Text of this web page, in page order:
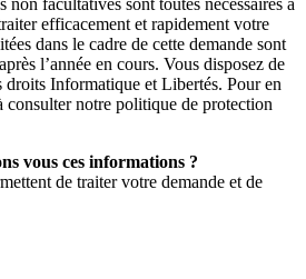
efficacement et rapidement votre
dans le cadre de cette demande sont
l’année en cours. Vous disposez de
droits Informatique et Libertés. Pour en
consulternotre politique de protection
vous ces informations ?
de traiter votre demande et de